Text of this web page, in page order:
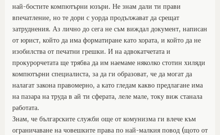
най-бостите компютърни юзъри. Не знам дали ти прави
впечатление, но те дори с уорда продължават да срещат
затруднения. Аз лично до сега не съм виждал документ, написан
от юрист, който да има форматиране като хората, и който да не
изобилства от печатни грешки. И на адвокатчетата и
прокурорчетата ще трябва да им наемаме няколко стотин хиляди
компютърни специалиста, за да ги образоват, че да могат да
налагат закона правомерно, а като гледам какво предлагане има
на пазара на труда в ай ти сферата, леле мале, току виж станала
работата.
Знам, че българските служби още от комунизма ги влече към
ограничаване на човешките права по най-малкия повод (щото от